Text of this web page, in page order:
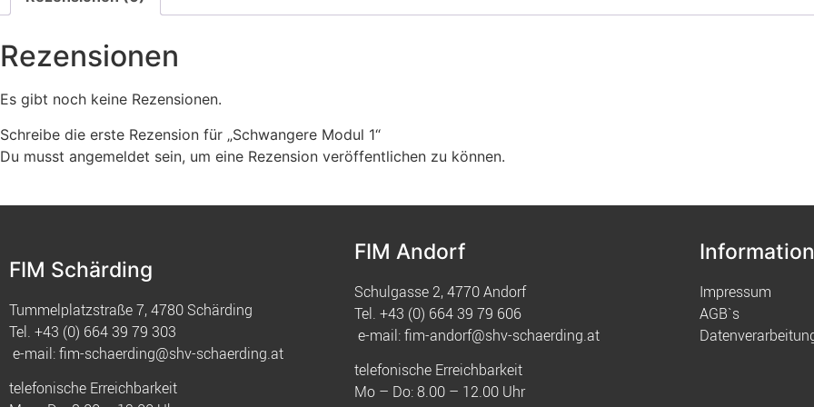
Rezensionen
Es gibt noch keine Rezensionen.
Schreibe die erste Rezension für „Schwangere Modul 1“
Du musst angemeldet sein, um eine Rezension veröffentlichen zu können.
FIM Schärding
Tummelplatzstraße 7, 4780 Schärding
Tel. +43 (0) 664 39 79 303
e-mail:fim-schaerding@shv-schaerding.at
telefonische Erreichbarkeit
FIM Andorf
Schulgasse 2, 4770 Andorf
Tel. +43 (0) 664 39 79 606
e-mail:fim-andorf@shv-schaerding.at
telefonische Erreichbarkeit
Mo – Do: 8.00 – 12.00 Uhr
Impressum
AGB`s